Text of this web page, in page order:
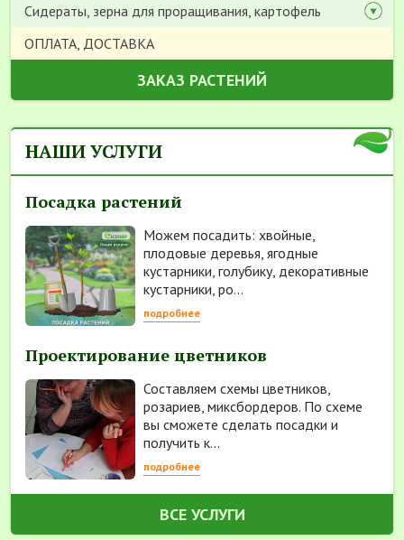
Сидераты, зерна для проращивания, картофель
ОПЛАТА, ДОСТАВКА
ЗАКАЗ РАСТЕНИЙ
НАШИ УСЛУГИ
Посадка растений
Можем посадить: хвойные,
плодовые деревья, ягодные
кустарники, голубику, декоративные
кустарники, ро...
подробнее
Проектирование цветников
Составляем схемы цветников,
розариев, миксбордеров. По схеме
вы сможете сделать посадки и
получить к...
подробнее
ВСЕ УСЛУГИ